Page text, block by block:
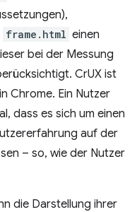
frame.html einen
bei der Messung
CrUX ist
Chrome. Ein Nutzer
dass es sich um einen
auf der
– so, wie der Nutzer
die Darstellung ihrer